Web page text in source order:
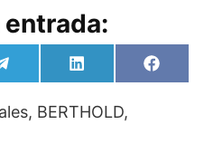
Compartir
en
e
e
Compartir
en
L
i
k
en
F
a
BERTHOLD,